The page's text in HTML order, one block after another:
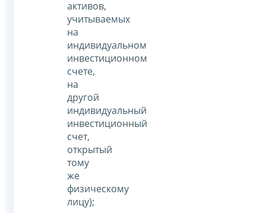
активов,
учитываемых
на
индивидуальном
инвестиционном
счете,
на
другой
индивидуальный
инвестиционный
счет,
открытый
тому
же
физическому
лицу);